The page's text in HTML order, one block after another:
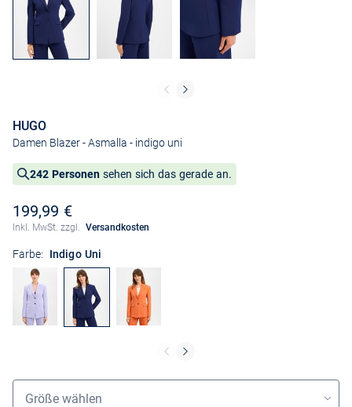
HUGO
Damen Blazer - Asmalla - indigo uni
242 Personen sehen sich das gerade an.
199,99 €
Inkl. MwSt. zzgl. Versandkosten
Farbe: Indigo Uni
Größenauswahl
Größe wählen